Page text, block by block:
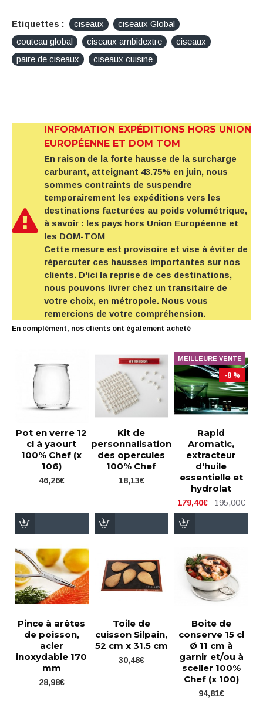
Etiquettes : ciseaux
ciseaux Global
couteau global
ciseaux ambidextre
ciseaux
paire de ciseaux
ciseaux cuisine
INFORMATION EXPÉDITIONS HORS UNION
EUROPÉENNE ET DOM TOM
En raison de la forte hausse de la surcharge
carburant, atteignant 43.75% en juin, nous
sommes contraints de suspendre
temporairement les expéditions vers les
destinations facturées au poids volumétrique,
à savoir : les pays hors Union Européenne et
les DOM-TOM
Cette mesure est provisoire et vise à éviter de
répercuter ces hausses importantes sur nos
clients. D'ici la reprise de ces destinations,
nous pouvons livrer chez un transitaire de
votre choix, en métropole. Nous vous
remercions de votre compréhension.
En complément, nos clients ont également acheté
Pot en verre 12
cl à yaourt
100% Chef (x
106)
46,26€
Kit de
personnalisation
des opercules
100% Chef
18,13€
MEILLEURE VENTE
-8 %
Rapid
Aromatic,
extracteur
d'huile
essentielle et
hydrolat
179,40€ 195,00€
Pince à arêtes
de poisson,
acier
inoxydable 170
mm
28,98€
Toile de
cuisson Silpain,
52 cm x 31.5 cm
30,48€
Boite de
conserve 15 cl
Ø 11 cm à
garnir et/ou à
sceller 100%
Chef (x 100)
94,81€